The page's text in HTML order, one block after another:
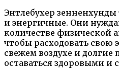
Энтлебухер
и энергичные. Они
количестве физической
чтобы расходовать свою
свежем воздухе и долгие
оставаться здоровыми и